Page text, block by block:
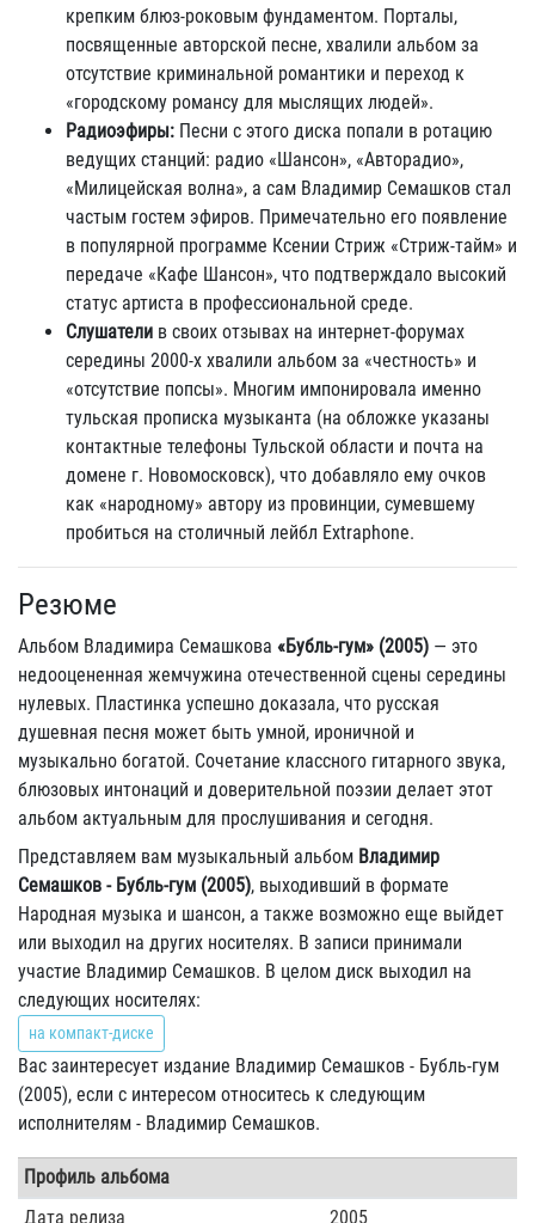
крепким блюз-роковым фундаментом. Порталы,
посвященные авторской песне, хвалили альбом за
отсутствие криминальной романтики и переход к
«городскому романсу для мыслящих людей».
Радиоэфиры: Песни с этого диска попали в ротацию
ведущих станций: радио «Шансон», «Авторадио»,
«Милицейская волна», а сам Владимир Семашков стал
частым гостем эфиров. Примечательно его появление
в популярной программе Ксении Стриж «Стриж-тайм» и
передаче «Кафе Шансон», что подтверждало высокий
статус артиста в профессиональной среде.
Слушатели в своих отзывах на интернет-форумах
середины 2000-х хвалили альбом за «честность» и
«отсутствие попсы». Многим импонировала именно
тульская прописка музыканта (на обложке указаны
контактные телефоны Тульской области и почта на
домене г. Новомосковск), что добавляло ему очков
как «народному» автору из провинции, сумевшему
пробиться на столичный лейбл Extraphone.
Резюме
Альбом Владимира Семашкова «Бубль-гум» (2005) — это
недооцененная жемчужина отечественной сцены середины
нулевых. Пластинка успешно доказала, что русская
душевная песня может быть умной, ироничной и
музыкально богатой. Сочетание классного гитарного звука,
блюзовых интонаций и доверительной поэзии делает этот
альбом актуальным для прослушивания и сегодня.
Представляем вам музыкальный альбом Владимир
Семашков - Бубль-гум (2005), выходивший в формате
Народная музыка и шансон, а также возможно еще выйдет
или выходил на других носителях. В записи принимали
участие Владимир Семашков. В целом диск выходил на
следующих носителях:
на компакт-диске
Вас заинтересует издание Владимир Семашков - Бубль-гум
(2005), если с интересом относитесь к следующим
исполнителям - Владимир Семашков.
Профиль альбома
Дата релиза
2005